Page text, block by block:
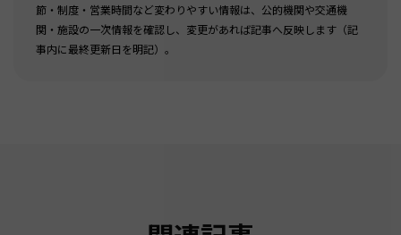
節・制度・営業時間など変わりやすい情報は、公的機関や交通機
関・施設の一次情報を確認し、変更があれば記事へ反映します（記
事内に最終更新日を明記）。